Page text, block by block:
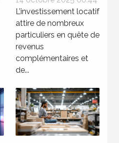
locatif sans
tracas
L’investissement locatif
attire de nombreux
particuliers en quête de
revenus
complémentaires et
de...